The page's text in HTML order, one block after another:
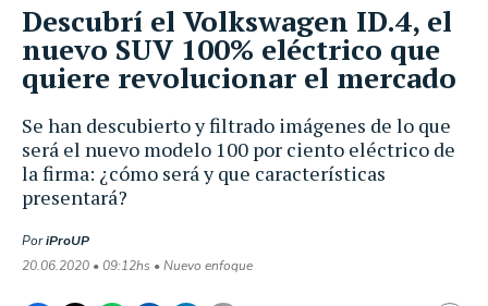
Se han descubierto y filtrado imágenes de lo que
será el nuevo modelo 100 por ciento eléctrico de
la firma: ¿cómo será y que características
presentará?
PoriProUP
20.06.2020 • 09:12hs • Nuevo enfoque
Descubrí el Volkswagen ID.4, el
nuevo SUV 100% eléctrico que
quiere revolucionar el mercado